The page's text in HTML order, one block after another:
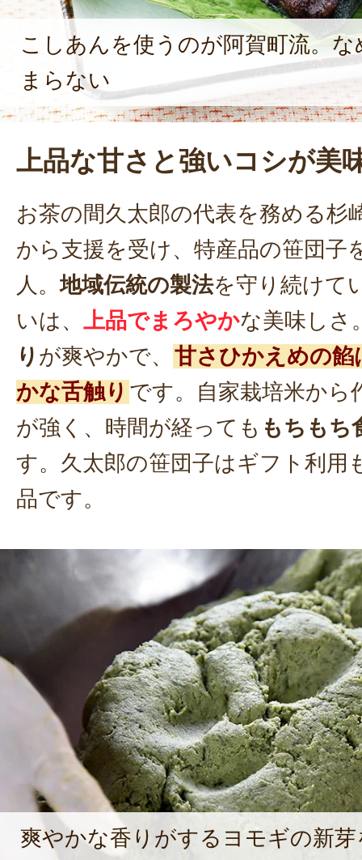
こしあんを使うのが阿賀町流。
まらない
上品な甘さと強いコシが美
お茶の間久太郎の代表を務める杉
から支援を受け、特産品の笹団子
人。地域伝統の製法を守り続けて
いは、 上品でまろやかな美味しさ
り が爽やかで、 甘さひかえめの
かな舌触り です。自家栽培米から
が強く、時間が経っても もちもち
す。久太郎の笹団子はギフト利用
品です。
爽やかな香りがするヨモギの新